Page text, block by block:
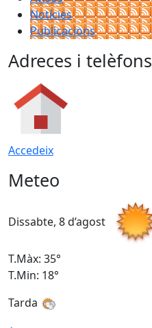
Notícies
Publicacions
Adreces i telèfons
Accedeix
Meteo
Dissabte, 8 d’agost
T.Màx: 35°
T.Min: 18°
Tarda